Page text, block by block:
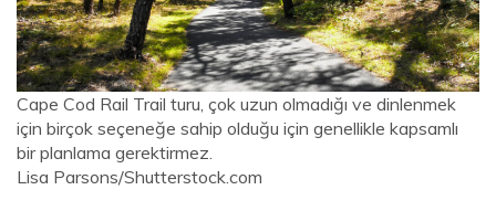
Cape Cod Rail Trail turu, çok uzun olmadığı ve dinlenmek
için birçok seçeneğe sahip olduğu için genellikle kapsamlı
bir planlama gerektirmez.
Lisa Parsons/Shutterstock.com